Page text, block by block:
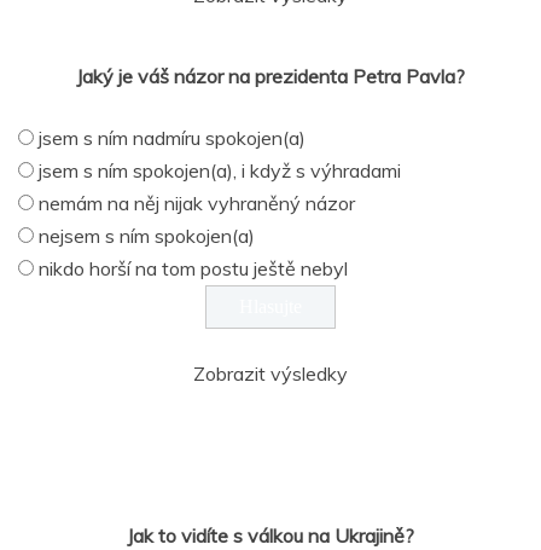
Jaký je váš názor na prezidenta Petra Pavla?
jsem s ním nadmíru spokojen(a)
jsem s ním spokojen(a), i když s výhradami
nemám na něj nijak vyhraněný názor
nejsem s ním spokojen(a)
nikdo horší na tom postu ještě nebyl
Zobrazit výsledky
Jak to vidíte s válkou na Ukrajině?